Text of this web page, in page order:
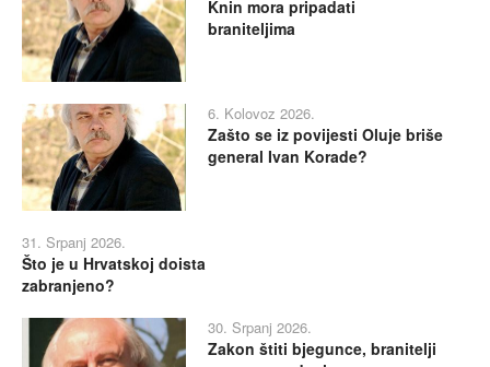
Knin mora pripadati
braniteljima
6. Kolovoz 2026.
Zašto se iz povijesti Oluje briše
general Ivan Korade?
31. Srpanj 2026.
Što je u Hrvatskoj doista
zabranjeno?
30. Srpanj 2026.
Zakon štiti bjegunce, branitelji